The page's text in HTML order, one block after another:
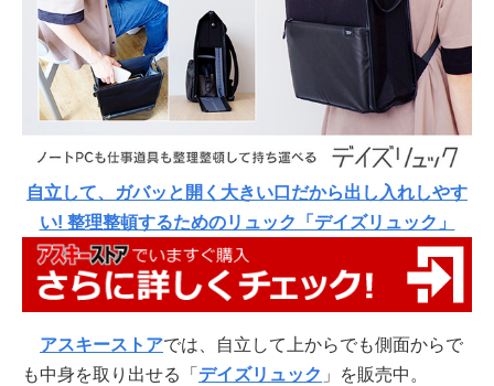
自立して、ガバッと開く大きい口だから出し入れしやす
い! 整理整頓するためのリュック「デイズリュック」
アスキーストアでは、自立して上からでも側面からで
も中身を取り出せる「 デイズリュック 」を販売中。